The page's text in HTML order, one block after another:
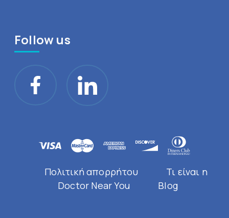
Follow us
Πολιτική απορρήτου
Τι είναι η
Doctor Near You
Blog